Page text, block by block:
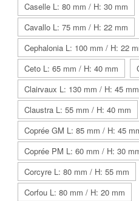
Caselle L: 80 mm / H: 30 mm
Cavallo L: 75 mm / H: 22 mm
Cephalonia L: 100 mm / H: 22
Ceto L: 65 mm / H: 40 mm
Clairvaux L: 130 mm / H: 45 mm
Claustra L: 55 mm / H: 40 mm
Coprée GM L: 85 mm / H: 45
Coprée PM L: 60 mm / H: 30
Corcyre L: 80 mm / H: 55 mm
Corfou L: 80 mm / H: 20 mm